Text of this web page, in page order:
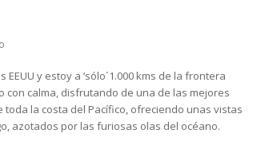
y estoy a ‘sólo´1.000 kms de la frontera
con calma, disfrutando de una de las mejores
la costa del Pacífico, ofreciendo unas vistas
azotados por las furiosas olas del océano.